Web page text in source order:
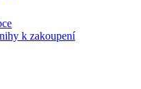
k zakoupení